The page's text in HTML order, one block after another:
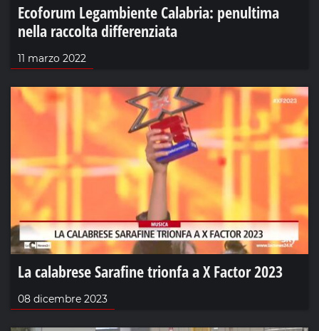
Ecoforum Legambiente Calabria: penultima
nella raccolta differenziata
11 marzo 2022
La calabrese Sarafine trionfa a X Factor 2023
08 dicembre 2023